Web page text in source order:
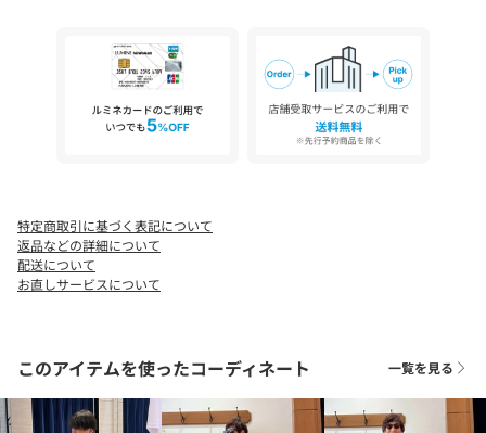
光沢感：ややあり
生地の厚さ：普通
ー・ー・ー・ー・ー・ー・ー・ー・ー・ー・ー
※この製品は縫製後、製品洗いをしています。そのため多少の歪
み、シワなどが見られたり、風合いやサイズ等が1枚1枚異なりま
す。汗や雨等で濡れた時や、摩擦により色落ちし、他の衣料を汚
すことがありますので（特に濃色のもの）ご注意ください。
入荷情報やクーポン、セール情報が通知されるようになります。
特定商取引に基づく表記について
返品などの詳細について
配送について
お直しサービスについて
このアイテムを使ったコーディネート 一覧を見る